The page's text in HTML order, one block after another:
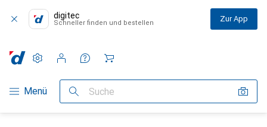
digitec
Schneller finden und bestellen Zur App
Navigation nach Kategorien
Menü Suche
Einstellungen
Kundenkonto
Vergleichslisten
Merklisten
Warenkorb